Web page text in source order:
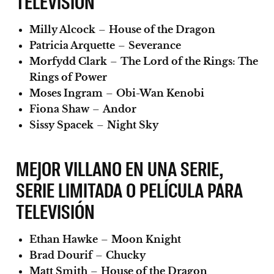
Milly Alcock – House of the Dragon
Patricia Arquette – Severance
Morfydd Clark – The Lord of the Rings: The
Rings of Power
Moses Ingram – Obi-Wan Kenobi
Fiona Shaw–Andor
Sissy Spacek – Night Sky
MEJOR VILLANO EN UNA SERIE,
SERIE LIMITADA O PELÍCULA PARA
TELEVISIÓN
Ethan Hawke – Moon Knight
Brad Dourif– Chucky
Matt Smith – House of the Dragon